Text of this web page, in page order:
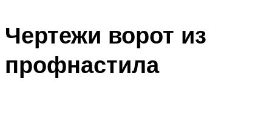
Чертежи ворот из
профнастила